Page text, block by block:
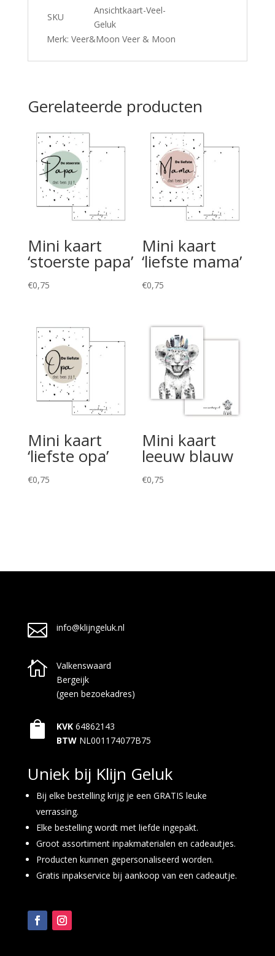
SKU
Ansichtkaart-Veel-
Geluk
Merk: Veer&Moon Veer & Moon
Gerelateerde producten
Mini kaart
‘stoerste papa’
€0,75
Mini kaart
‘liefste mama’
€0,75
Mini kaart
‘liefste opa’
€0,75
Mini kaart
leeuw blauw
€0,75
 info@klijngeluk.nl

Valkenswaard
Bergeijk
(geen bezoekadres)
 KVK 64862143
BTW NL001174077B75
Uniek bij Klijn Geluk
Bij elke bestelling krijg je een GRATIS leuke
verrassing.
Elke bestelling wordt met liefde ingepakt.
Groot assortiment inpakmaterialen en cadeautjes.
Producten kunnen gepersonaliseerd worden.
Gratis inpakservice bij aankoop van een cadeautje.